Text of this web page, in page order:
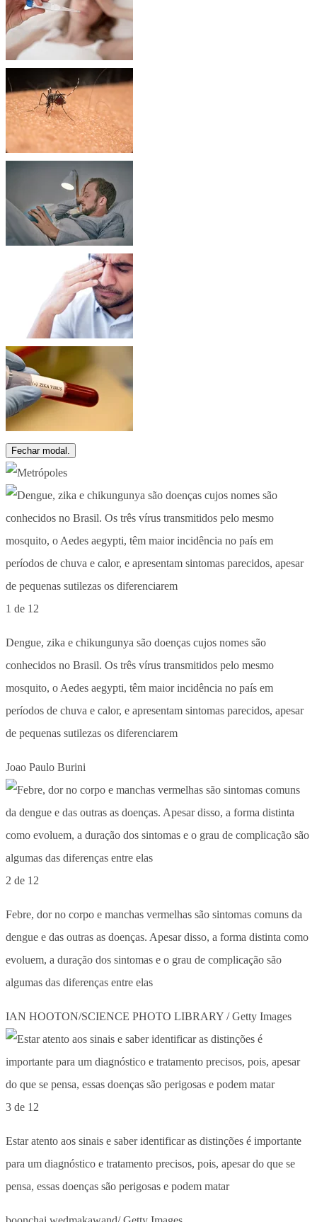
Fechar modal.
1 de 12
Dengue, zika e chikungunya são doenças cujos nomes são
conhecidos no Brasil. Os três vírus transmitidos pelo mesmo
mosquito, o Aedes aegypti, têm maior incidência no país em
períodos de chuva e calor, e apresentam sintomas parecidos, apesar
de pequenas sutilezas os diferenciarem
Joao Paulo Burini
2 de 12
Febre, dor no corpo e manchas vermelhas são sintomas comuns da
dengue e das outras as doenças. Apesar disso, a forma distinta como
evoluem, a duração dos sintomas e o grau de complicação são
algumas das diferenças entre elas
IAN HOOTON/SCIENCE PHOTO LIBRARY / Getty Images
3 de 12
Estar atento aos sinais e saber identificar as distinções é importante
para um diagnóstico e tratamento precisos, pois, apesar do que se
pensa, essas doenças são perigosas e podem matar